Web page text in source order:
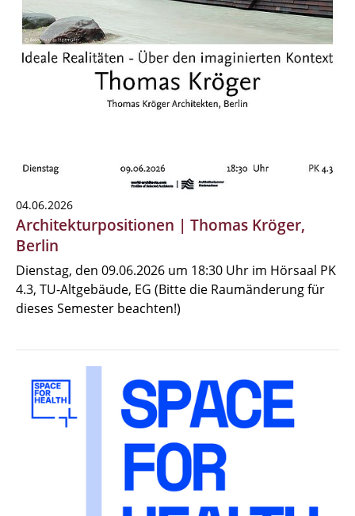
04.06.2026
Architekturpositionen | Thomas Kröger,
Berlin
Dienstag, den 09.06.2026 um 18:30 Uhr im Hörsaal PK
4.3, TU-Altgebäude, EG (Bitte die Raumänderung für
dieses Semester beachten!)